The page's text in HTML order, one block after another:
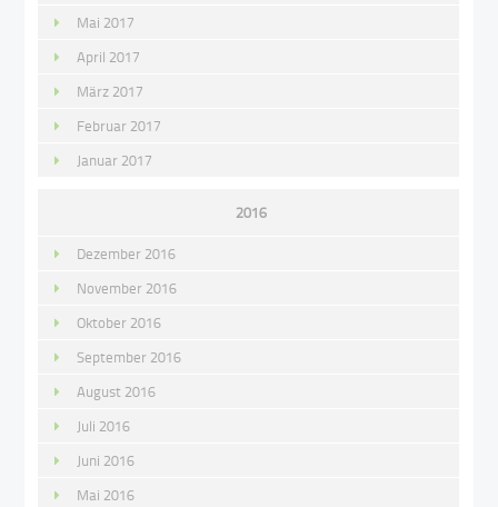
Mai 2017
April 2017
März 2017
Februar 2017
Januar 2017
2016
Dezember 2016
November 2016
Oktober 2016
September 2016
August 2016
Juli 2016
Juni 2016
Mai 2016